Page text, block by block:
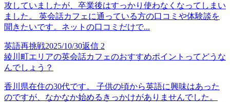
攻していましたが、卒業後はすっかり使わなくなってしまい
ました。 英会話カフェに通っている方の口コミや体験談を
聞きたいです。ネットの口コミだけで...
英語再挑戦2025/10/30返信 2
綾川町エリアの英会話カフェのおすすめポイントってどうな
んでしょう？
香川県在住の30代です。 子供の頃から英語に興味はあった
のですが、なかなか始めるきっかけがありませんでした。